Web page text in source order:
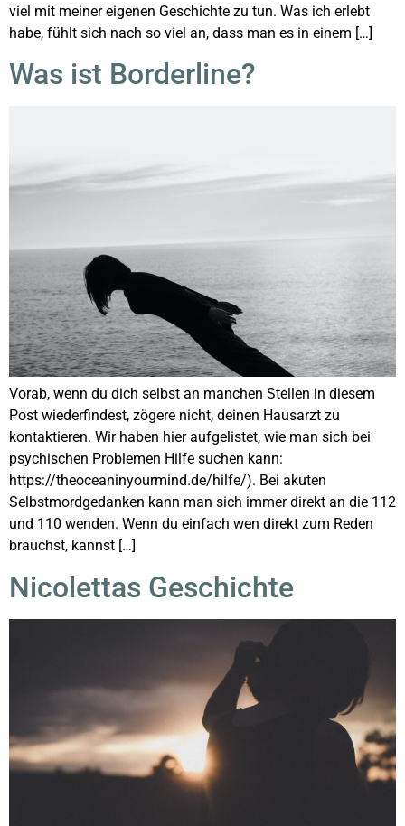
viel mit meiner eigenen Geschichte zu tun. Was ich erlebt
habe, fühlt sich nach so viel an, dass man es in einem […]
Was ist Borderline?
Vorab, wenn du dich selbst an manchen Stellen in diesem
Post wiederfindest, zögere nicht, deinen Hausarzt zu
kontaktieren. Wir haben hier aufgelistet, wie man sich bei
psychischen Problemen Hilfe suchen kann:
https://theoceaninyourmind.de/hilfe/). Bei akuten
Selbstmordgedanken kann man sich immer direkt an die 112
und 110 wenden. Wenn du einfach wen direkt zum Reden
brauchst, kannst […]
Nicolettas Geschichte